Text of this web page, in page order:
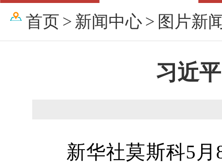
首页 > 新闻中心> 图片新
习近
新华社莫斯科5